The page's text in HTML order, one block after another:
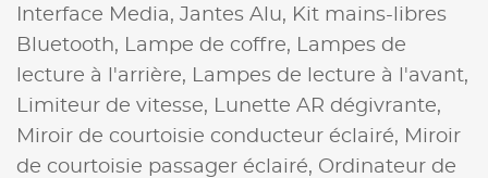
Interface Media, Jantes Alu, Kit mains-libres
Bluetooth,
Lampe de coffre,
Lampes de
lecture à l'arrière,
Lampes de lecture à l'avant,
Limiteur de vitesse,
Lunette AR dégivrante,
Miroir de courtoisie conducteur éclairé, Miroir
de courtoisie passager éclairé, Ordinateur de